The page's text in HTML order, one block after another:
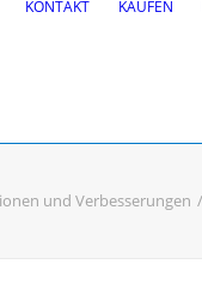
KONTAKT KAUFEN
und Verbesserungen